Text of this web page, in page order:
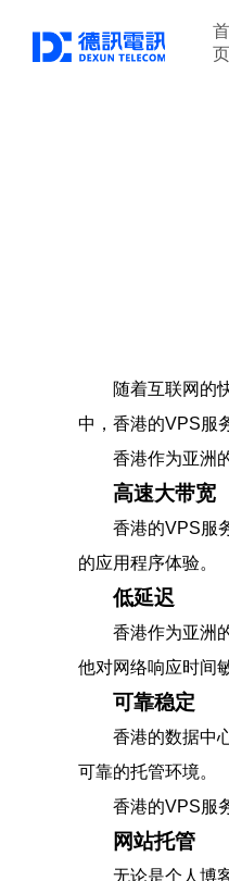
首
页
随着互联网的
中，香港的VPS服
香港作为亚洲
高速大带宽
香港的VPS服
的应用程序体验。
低延迟
香港作为亚洲
他对网络响应时间
可靠稳定
香港的数据中
可靠的托管环境。
香港的VPS服
网站托管
无论是个人博